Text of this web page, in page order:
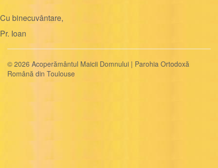
Cu binecuvântare,
Pr. Ioan
© 2026 Acoperământul Maicii Domnului | Parohia Ortodoxă
Română din Toulouse